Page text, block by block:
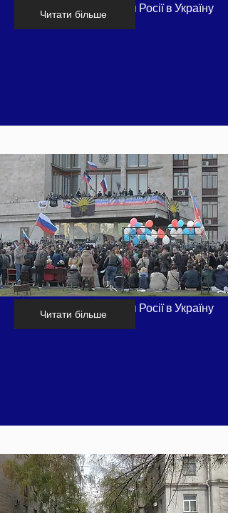
Хронологія вторгнення Росії в Україну
Читати більше
Хронологія вторгнення Росії в Україну
Читати більше